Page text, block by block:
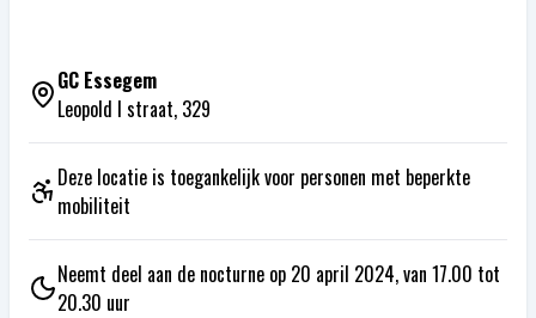
GC Essegem
Leopold I straat, 329
Deze locatie is toegankelijk voor personen met beperkte
mobiliteit
Neemt deel aan de nocturne op 20 april 2024, van 17.00 tot
20.30 uur